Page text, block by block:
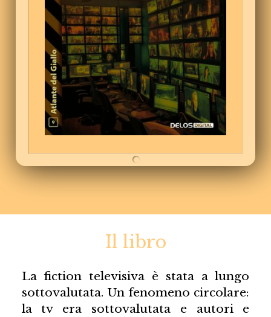
Il libro
La fiction televisiva è stata a lungo
sottovalutata. Un fenomeno circolare:
la tv era sottovalutata e autori e